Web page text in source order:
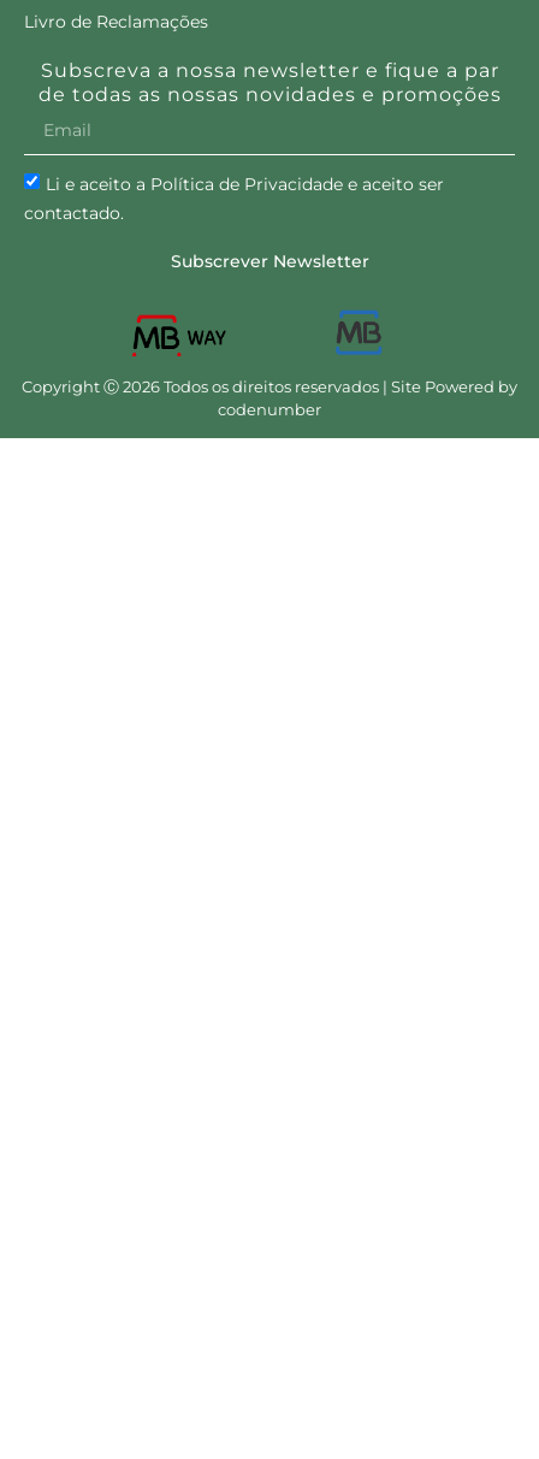
Livro de Reclamações
Subscreva a nossa newsletter e fique a par
de todas as nossas novidades e promoções
Li e aceito a Política de Privacidade e aceito ser
contactado.
Subscrever Newsletter
Copyright Ⓒ 2026 Todos os direitos reservados | Site Powered by
codenumber